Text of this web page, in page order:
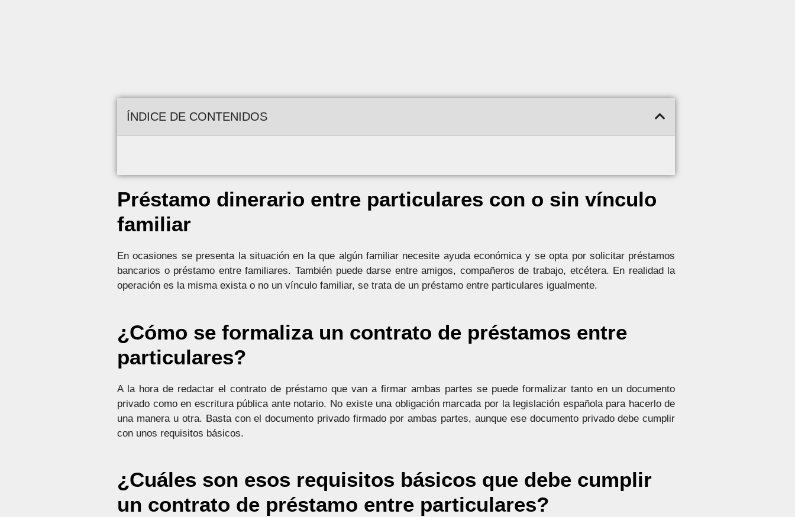
ÍNDICE DE CONTENIDOS
Préstamo dinerario entre particulares con o sin vínculo
familiar
En ocasiones se presenta la situación en la que algún familiar necesite ayuda económica y se opta por solicitar préstamos
bancarios o préstamo entre familiares. También puede darse entre amigos, compañeros de trabajo, etcétera. En realidad la
operación es la misma exista o no un vínculo familiar, se trata de un préstamo entre particulares igualmente.
¿Cómo se formaliza un contrato de préstamos entre
particulares?
A la hora de redactar el contrato de préstamo que van a firmar ambas partes se puede formalizar tanto en un documento
privado como en escritura pública ante notario. No existe una obligación marcada por la legislación española para hacerlo de
una manera u otra. Basta con el documento privado firmado por ambas partes, aunque ese documento privado debe cumplir
con unos requisitos básicos.
¿Cuáles son esos requisitos básicos que debe cumplir
un contrato de préstamo entre particulares?